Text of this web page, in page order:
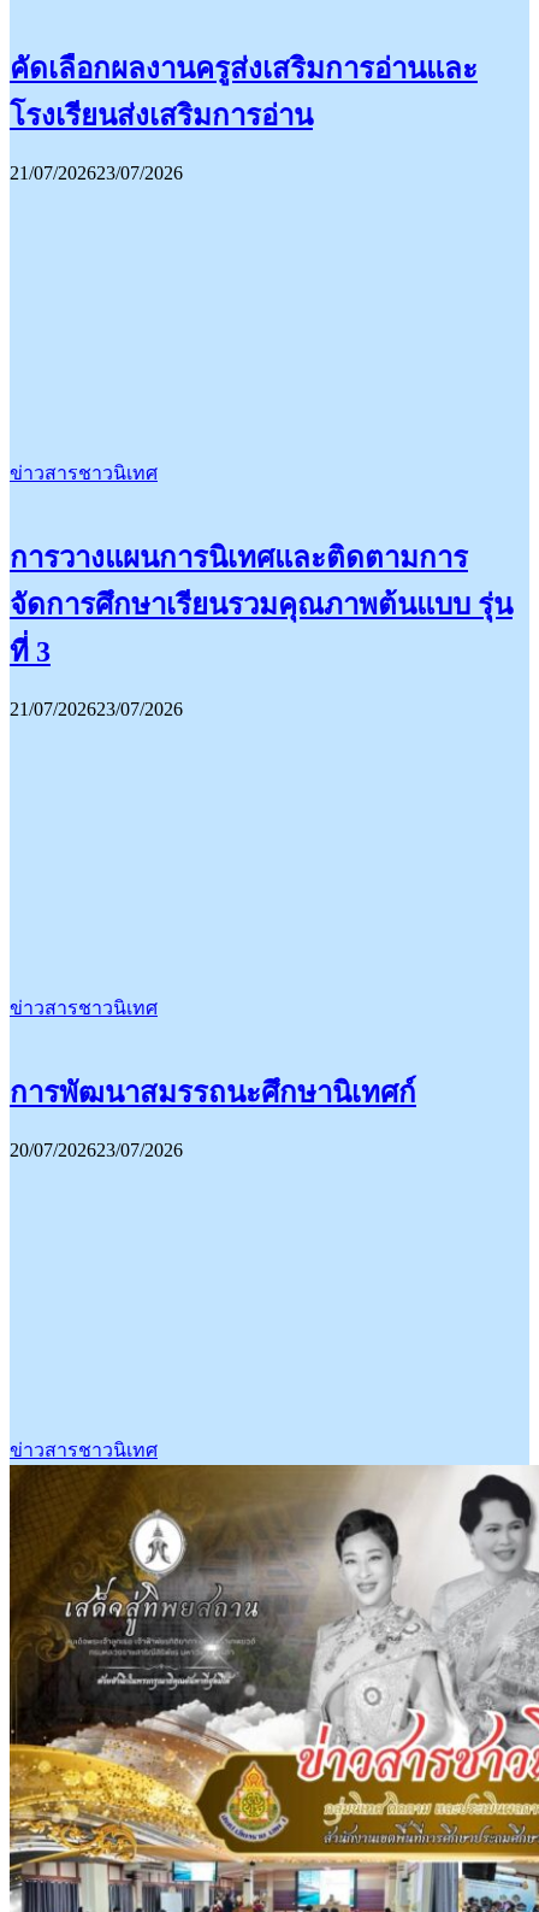
คัดเลือกผลงานครูส่งเสริมการอ่านและ
โรงเรียนส่งเสริมการอ่าน
21/07/202623/07/2026
ข่าวสารชาวนิเทศ
การวางแผนการนิเทศและติดตามการ
จัดการศึกษาเรียนรวมคุณภาพต้นแบบ รุ่น
ที่ 3
21/07/202623/07/2026
ข่าวสารชาวนิเทศ
การพัฒนาสมรรถนะศึกษานิเทศก์
20/07/202623/07/2026
ข่าวสารชาวนิเทศ